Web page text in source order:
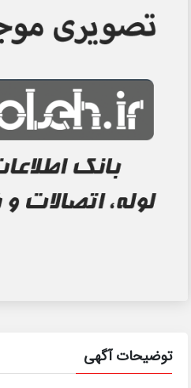
توضیحات آگهی